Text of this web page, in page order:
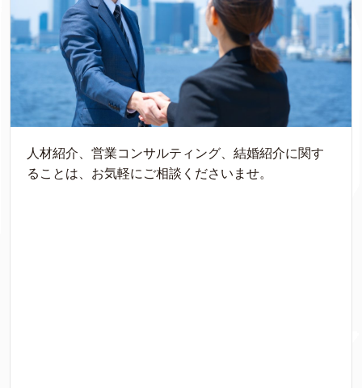
人材紹介、営業コンサルティング、結婚紹介に関す
ることは、お気軽にご相談くださいませ。